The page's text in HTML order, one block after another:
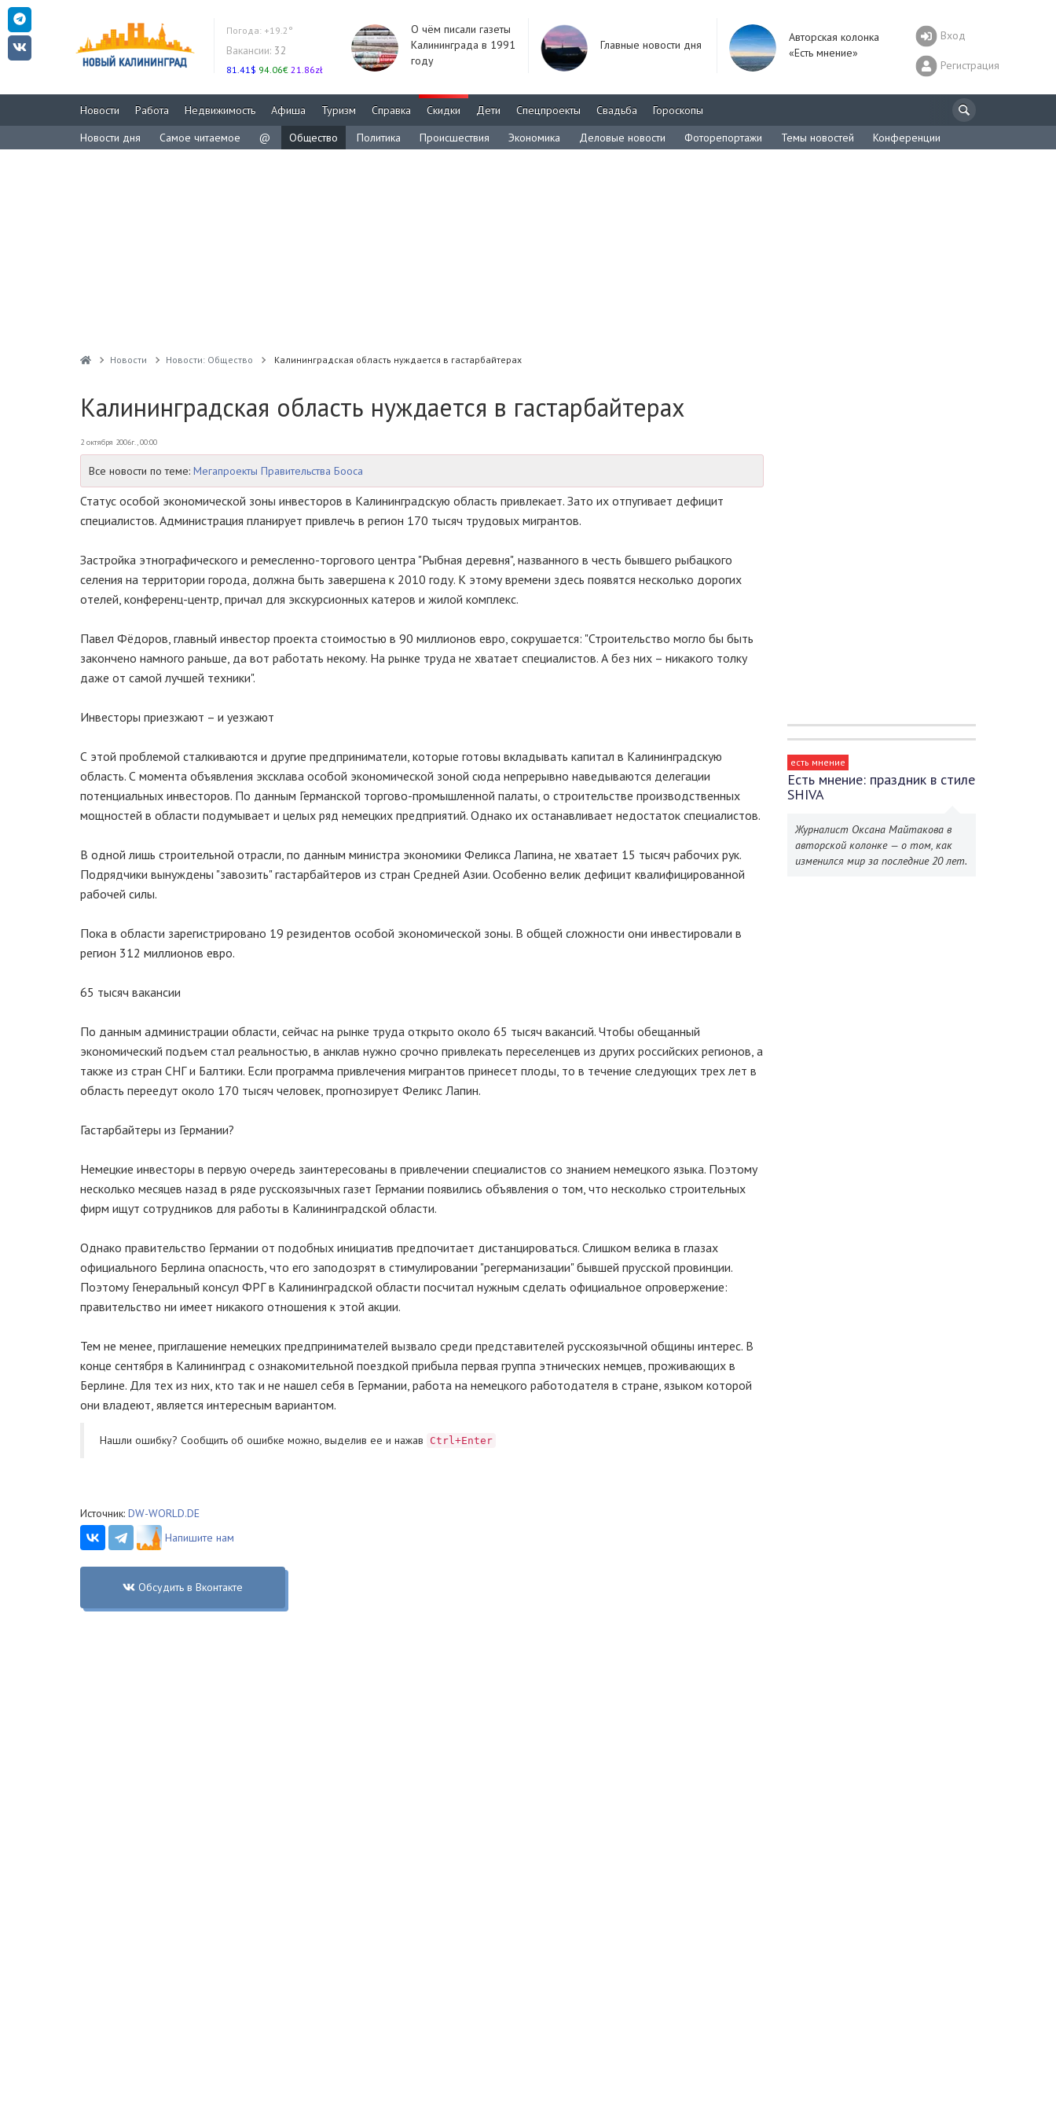
Погода: +19.2°
Вакансии: 32
81.41$ 94.06€ 21.86zł
О чём писали газеты
Калининграда в 1991
году
Главные новости дня
Авторская колонка
«Есть мнение»
Вход
Регистрация
Новости Работа Недвижимость Афиша Туризм Справка Скидки Дети Спецпроекты Свадьба
Гороскопы
Новости дня
Самое читаемое @ Общество Политика Происшествия Экономика Деловые новости Фоторепортажи Темы новостей Конференции
Новости Новости: Общество Калининградская область нуждается в гастарбайтерах
Калининградская область нуждается в гастарбайтерах
2 октября 2006г., 00:00
Все новости по теме: Мегапроекты Правительства Бооса
Статус особой экономической зоны инвесторов в Калининградскую область привлекает. Зато их отпугивает дефицит
специалистов. Администрация планирует привлечь в регион 170 тысяч трудовых мигрантов.
Застройка этнографического и ремесленно-торгового центра "Рыбная деревня", названного в честь бывшего рыбацкого
селения на территории города, должна быть завершена к 2010 году. К этому времени здесь появятся несколько дорогих
отелей, конференц-центр, причал для экскурсионных катеров и жилой комплекс.
Павел Фёдоров, главный инвестор проекта стоимостью в 90 миллионов евро, сокрушается: "Строительство могло бы быть
закончено намного раньше, да вот работать некому. На рынке труда не хватает специалистов. А без них – никакого толку
даже от самой лучшей техники".
Инвесторы приезжают – и уезжают
С этой проблемой сталкиваются и другие предприниматели, которые готовы вкладывать капитал в Калининградскую
область. С момента объявления эксклава особой экономической зоной сюда непрерывно наведываются делегации
потенциальных инвесторов. По данным Германской торгово-промышленной палаты, о строительстве производственных
мощностей в области подумывает и целых ряд немецких предприятий. Однако их останавливает недостаток специалистов.
В одной лишь строительной отрасли, по данным министра экономики Феликса Лапина, не хватает 15 тысяч рабочих рук.
Подрядчики вынуждены "завозить" гастарбайтеров из стран Средней Азии. Особенно велик дефицит квалифицированной
рабочей силы.
Пока в области зарегистрировано 19 резидентов особой экономической зоны. В общей сложности они инвестировали в
регион 312 миллионов евро.
65 тысяч вакансии
По данным администрации области, сейчас на рынке труда открыто около 65 тысяч вакансий. Чтобы обещанный
экономический подъем стал реальностью, в анклав нужно срочно привлекать переселенцев из других российских регионов, а
также из стран СНГ и Балтики. Если программа привлечения мигрантов принесет плоды, то в течение следующих трех лет в
область переедут около 170 тысяч человек, прогнозирует Феликс Лапин.
Гастарбайтеры из Германии?
Немецкие инвесторы в первую очередь заинтересованы в привлечении специалистов со знанием немецкого языка. Поэтому
несколько месяцев назад в ряде русскоязычных газет Германии появились объявления о том, что несколько строительных
фирм ищут сотрудников для работы в Калининградской области.
Однако правительство Германии от подобных инициатив предпочитает дистанцироваться. Слишком велика в глазах
официального Берлина опасность, что его заподозрят в стимулировании "регерманизации" бывшей прусской провинции.
Поэтому Генеральный консул ФРГ в Калининградской области посчитал нужным сделать официальное опровержение:
правительство ни имеет никакого отношения к этой акции.
Тем не менее, приглашение немецких предпринимателей вызвало среди представителей русскоязычной общины интерес. В
конце сентября в Калининград с ознакомительной поездкой прибыла первая группа этнических немцев, проживающих в
Берлине. Для тех из них, кто так и не нашел себя в Германии, работа на немецкого работодателя в стране, языком которой
они владеют, является интересным вариантом.
Нашли ошибку? Cообщить об ошибке можно, выделив ее и нажав Ctrl+Enter
Источник: DW-WORLD.DE
Напишите нам
Обсудить в Вконтакте
есть мнение
Есть мнение: праздник в стиле
SHIVA
Журналист Оксана Майтакова в
авторской колонке — о том, как
изменился мир за последние 20 лет.